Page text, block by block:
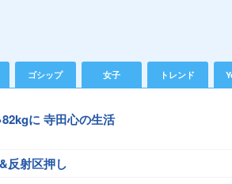
ゴシップ 女子 トレンド
に 寺田心の生活
反射区押し